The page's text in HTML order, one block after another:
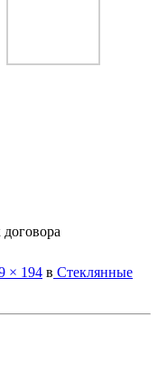
× 194 в Стеклянные